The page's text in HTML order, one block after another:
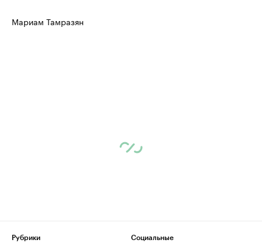
Мариам Тамразян
Рубрики
Социальные